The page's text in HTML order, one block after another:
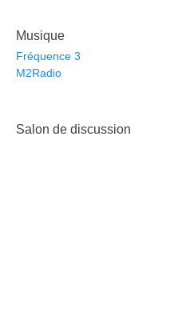
Musique
Fréquence 3
M2Radio
Salon de discussion